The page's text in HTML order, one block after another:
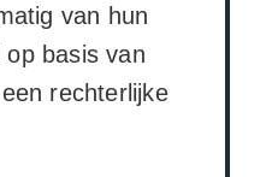
van hun
basis van
rechterlijke